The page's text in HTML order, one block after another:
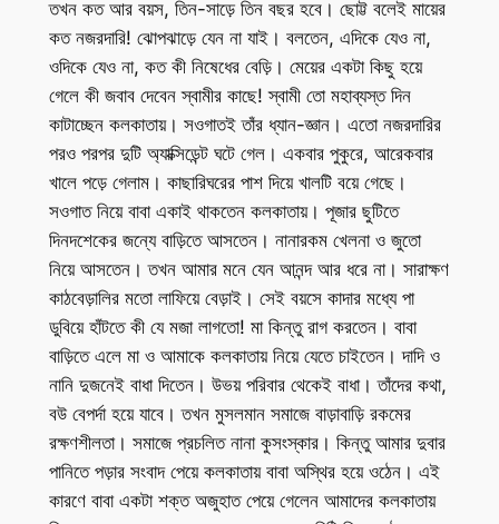
তখন কত আর বয়স, তিন-সাড়ে তিন বছর হবে। ছোট্ট বলেই মায়ের
কত নজরদারি! ঝোপঝাড়ে যেন না যাই। বলতেন, এদিকে যেও না,
ওদিকে যেও না, কত কী নিষেধের বেড়ি। মেয়ের একটা কিছু হয়ে
গেলে কী জবাব দেবেন স্বামীর কাছে! স্বামী তো মহাব্যস্ত দিন
কাটাচ্ছেন কলকাতায়। সওগাতই তাঁর ধ্যান-জ্ঞান। এতো নজরদারির
পরও পরপর দুটি অ্যাক্সিডেন্ট ঘটে গেল। একবার পুকুরে, আরেকবার
খালে পড়ে গেলাম। কাছারিঘরের পাশ দিয়ে খালটি বয়ে গেছে।
সওগাত নিয়ে বাবা একাই থাকতেন কলকাতায়। পূজার ছুটিতে
দিনদশেকের জন্যে বাড়িতে আসতেন। নানারকম খেলনা ও জুতো
নিয়ে আসতেন। তখন আমার মনে যেন আনন্দ আর ধরে না। সারাক্ষণ
কাঠবেড়ালির মতো লাফিয়ে বেড়াই। সেই বয়সে কাদার মধ্যে পা
ডুবিয়ে হাঁটতে কী যে মজা লাগতো! মা কিন্তু রাগ করতেন। বাবা
বাড়িতে এলে মা ও আমাকে কলকাতায় নিয়ে যেতে চাইতেন। দাদি ও
নানি দুজনেই বাধা দিতেন। উভয় পরিবার থেকেই বাধা। তাঁদের কথা,
বউ বেপর্দা হয়ে যাবে। তখন মুসলমান সমাজে বাড়াবাড়ি রকমের
রক্ষণশীলতা। সমাজে প্রচলিত নানা কুসংস্কার। কিন্তু আমার দুবার
পানিতে পড়ার সংবাদ পেয়ে কলকাতায় বাবা অস্থির হয়ে ওঠেন। এই
কারণে বাবা একটা শক্ত অজুহাত পেয়ে গেলেন আমাদের কলকাতায়